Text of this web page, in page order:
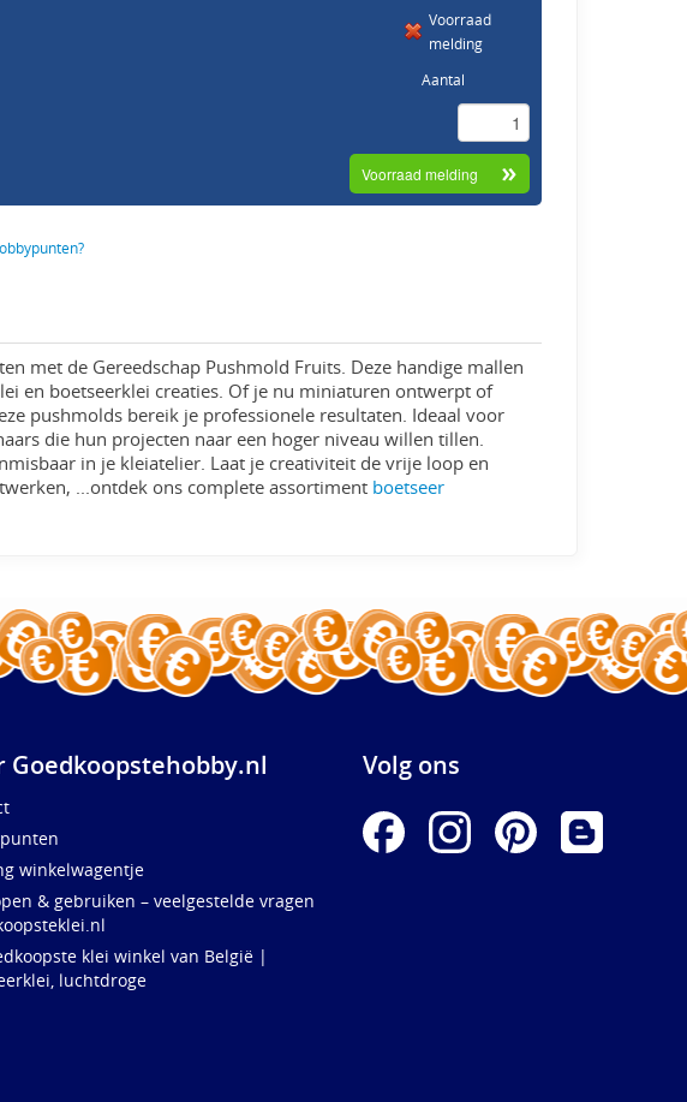
Voorraad
melding
Aantal
met de Gereedschap Pushmold Fruits. Deze handige mallen
en boetseerklei creaties. Of je nu miniaturen ontwerpt of
pushmolds bereik je professionele resultaten. Ideaal voor
die hun projecten naar een hoger niveau willen tillen.
in je kleiatelier. Laat je creativiteit de vrije loop en
...ontdek ons complete assortiment boetseer
Goedkoopstehobby.nl
winkelwagentje
& gebruiken – veelgestelde vragen
klei winkel van België |
luchtdroge
Volg ons